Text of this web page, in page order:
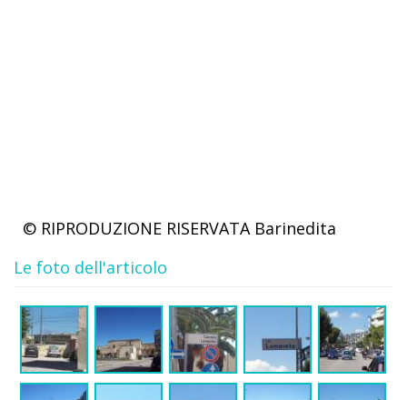
© RIPRODUZIONE RISERVATA Barinedita
Le foto dell'articolo